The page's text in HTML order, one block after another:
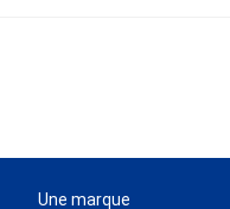
Une marque